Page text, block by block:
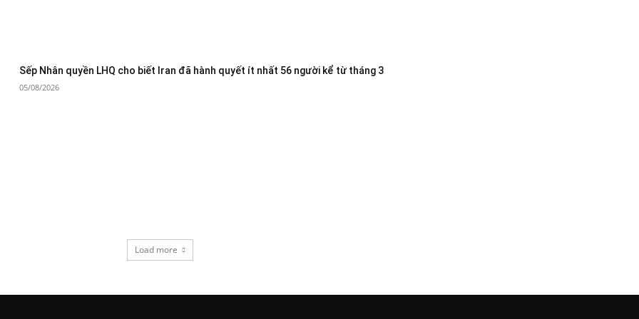
Sếp Nhân quyền LHQ cho biết Iran đã hành quyết ít nhất 56 người kể từ tháng 3
05/08/2026
Load more